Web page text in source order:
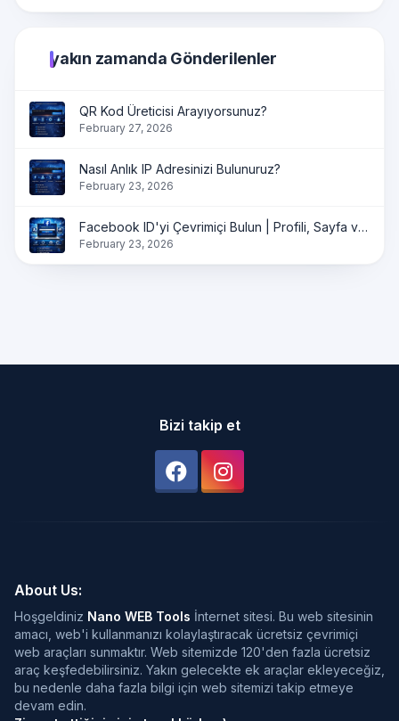
yakın zamanda Gönderilenler
QR Kod Üreticisi Arayıyorsunuz?
February 27, 2026
Nasıl Anlık IP Adresinizi Bulunuruz?
February 23, 2026
Facebook ID'yi Çevrimiçi Bulun | Profili, Sayfa ve Grup ID'yi Anında Alın
February 23, 2026
Bizi takip et
About Us:
Hoşgeldiniz Nano WEB Tools İnternet sitesi. Bu web sitesinin
amacı, web'i kullanmanızı kolaylaştıracak ücretsiz çevrimiçi
web araçları sunmaktır. Web sitemizde 120'den fazla ücretsiz
araç keşfedebilirsiniz. Yakın gelecekte ek araçlar ekleyeceğiz,
bu nedenle daha fazla bilgi için web sitemizi takip etmeye
devam edin.